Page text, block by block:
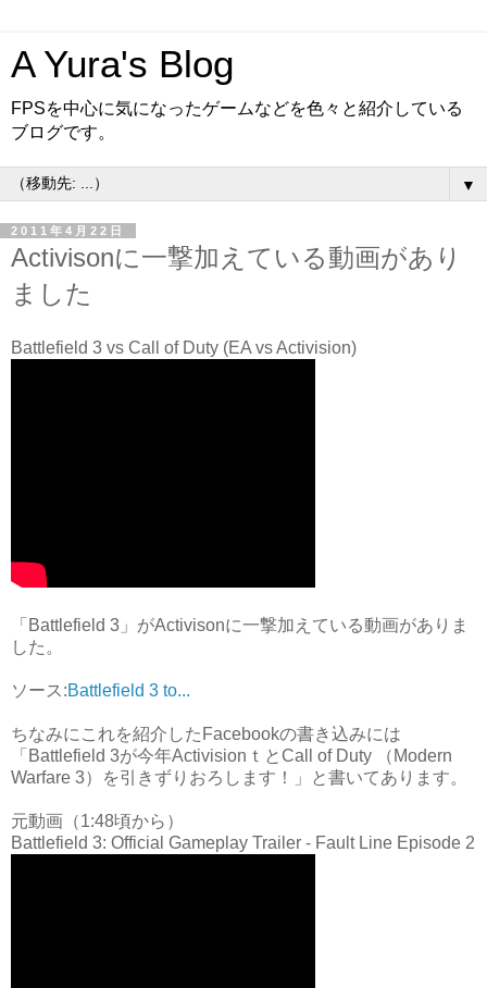
A Yura's Blog
FPSを中心に気になったゲームなどを色々と紹介している
ブログです。
▼
2011年4月22日
Activisonに一撃加えている動画があり
ました
Battlefield 3 vs Call of Duty (EA vs Activision)
「Battlefield 3」がActivisonに一撃加えている動画がありま
した。
ソース:Battlefield 3 to...
ちなみにこれを紹介したFacebookの書き込みには
「Battlefield 3が今年ActivisionｔとCall of Duty （Modern
Warfare 3）を引きずりおろします！」と書いてあります。
元動画（1:48頃から）
Battlefield 3: Official Gameplay Trailer - Fault Line Episode 2